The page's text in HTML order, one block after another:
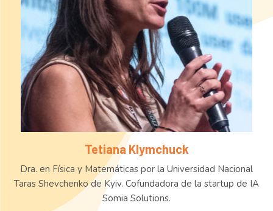
Tetiana Klymchuck
Dra. en Física y Matemáticas por la Universidad Nacional
Taras Shevchenko de Kyiv. Cofundadora de la startup de IA
Somia Solutions.